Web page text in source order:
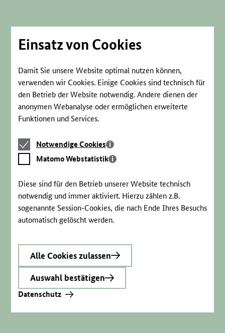
Einsatz von Cookies
Damit Sie unsere Website optimal nutzen können,
verwenden wir Cookies. Einige Cookies sind technisch für
den Betrieb der Website notwendig. Andere dienen der
anonymen Webanalyse oder ermöglichen erweiterte
Funktionen und Services.
Notwendige
Cookies
Notwendige Cookies
Matomo
Webstatistik
Matomo Webstatistik
Diese sind für den Betrieb unserer Website technisch
notwendig und immer aktiviert. Hierzu zählen z.B.
sogenannte Session-Cookies, die nach Ende Ihres Besuchs
automatisch gelöscht werden.
Alle Cookies zulassen
Auswahl bestätigen
Datenschutz